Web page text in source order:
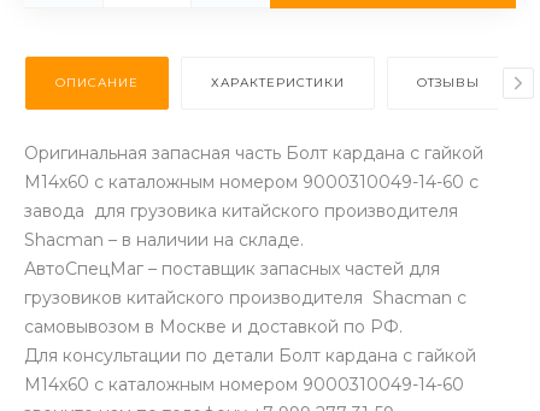
ОПИСАНИЕ ХАРАКТЕРИСТИКИ ОТЗЫВЫ
Оригинальная запасная часть Болт кардана с гайкой
M14х60 с каталожным номером 9000310049-14-60 с
завода для грузовика китайского производителя
Shacman – в наличии на складе.
АвтоСпецМаг – поставщик запасных частей для
грузовиков китайского производителя Shacman с
самовывозом в Москве и доставкой по РФ.
Для консультации по детали Болт кардана с гайкой
M14х60 с каталожным номером 9000310049-14-60